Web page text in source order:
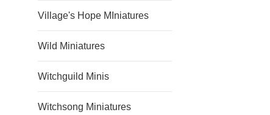
Village's Hope MIniatures
Wild Miniatures
Witchguild Minis
Witchsong Miniatures